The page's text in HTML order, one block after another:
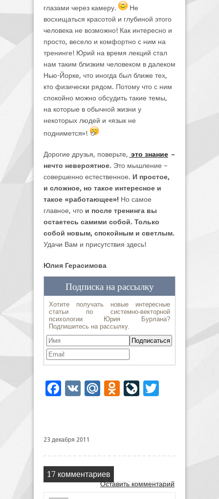
глазами через камеру.
Не
восхищаться красотой и глубиной этого
человека не возможно! Как интересно и
просто, весело и комфортно с ним на
тренинге! Юрий на время лекций стал
нам таким близким человеком в далеком
Нью-Йорке, что иногда был ближе тех,
кто физически рядом. Потому что с ним
спокойно можно обсудить такие темы,
на которые в обычной жизни у
некоторых людей и «язык не
поднимется»!
Дорогие друзья, поверьте, это знание –
нечто невероятное. Это мышление –
совершенно естественное. И простое,
и сложное, но такое интересное и
такое «работающее»! Но самое
главное, что и после тренинга вы
остаетесь самими собой. Только
собой новым, спокойным и светлым.
Удачи Вам и присутствия здесь!
Юлия Герасимова
Facebook
VK Mail.Ru Odnoklassniki
LiveJournal
23 декабря 2011
17 комментариев
Оставить комментарий